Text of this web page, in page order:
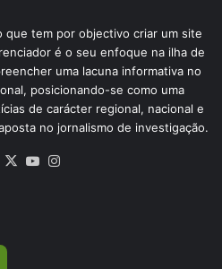
que tem por objectivo criar um site
é o seu enfoque na ilha de
uma lacuna informativa no
posicionando-se como uma
de carácter regional, nacional e
no jornalismo de investigação.
Facebook
X YouTube